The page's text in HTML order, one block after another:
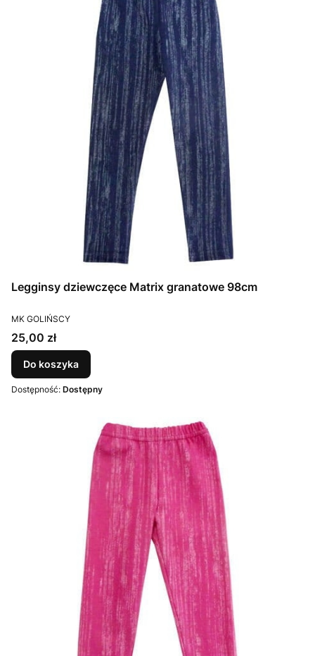
Legginsy dziewczęce Matrix granatowe 98cm
PRODUCENT
MK GOLIŃSCY
Cena
25,00 zł
Do koszyka
Dostępność: Dostępny